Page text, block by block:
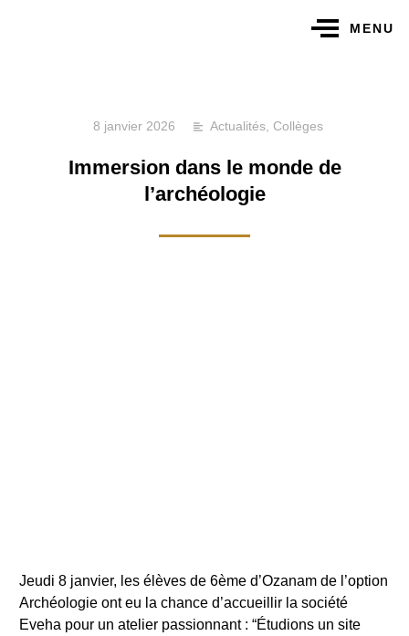
MENU
8 janvier 2026 Actualités Collèges
Immersion dans le monde de
l’archéologie
Jeudi 8 janvier, les élèves de 6ème d’Ozanam de l’option
Archéologie ont eu la chance d’accueillir la société
Eveha pour un atelier passionnant : “Étudions un site